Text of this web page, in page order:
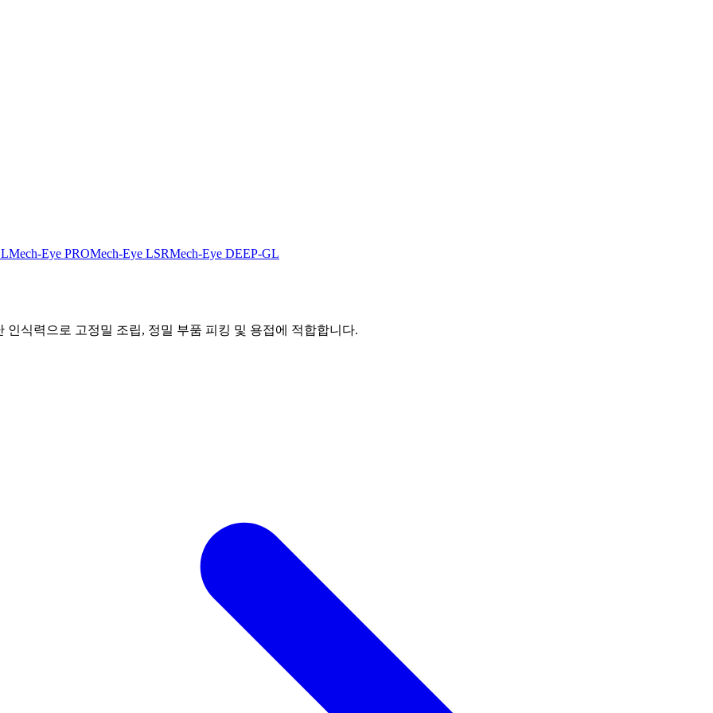
Mech-Eye PROMech-Eye LSRMech-Eye DEEP-GL
식력으로 고정밀 조립, 정밀 부품 피킹 및 용접에 적합합니다.